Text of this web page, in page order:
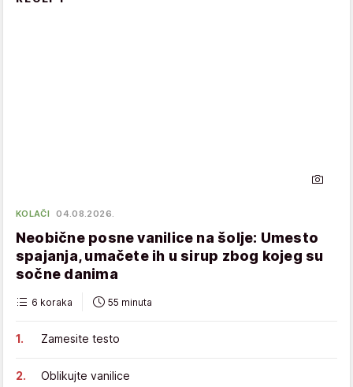
KOLAČI 04.08.2026.
Neobične posne vanilice na šolje: Umesto
spajanja, umačete ih u sirup zbog kojeg su
sočne danima
6 koraka 55 minuta
Zamesite testo
Oblikujte vanilice